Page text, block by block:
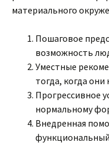
материального
Пошаговое
возможность
Уместные
тогда, когда
Прогрессивное
нормальному
Внедренная